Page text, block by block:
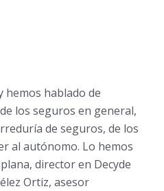
hemos hablado de
los seguros en general,
de seguros, de los
al autónomo. Lo hemos
director en Decyde
Ortiz, asesor